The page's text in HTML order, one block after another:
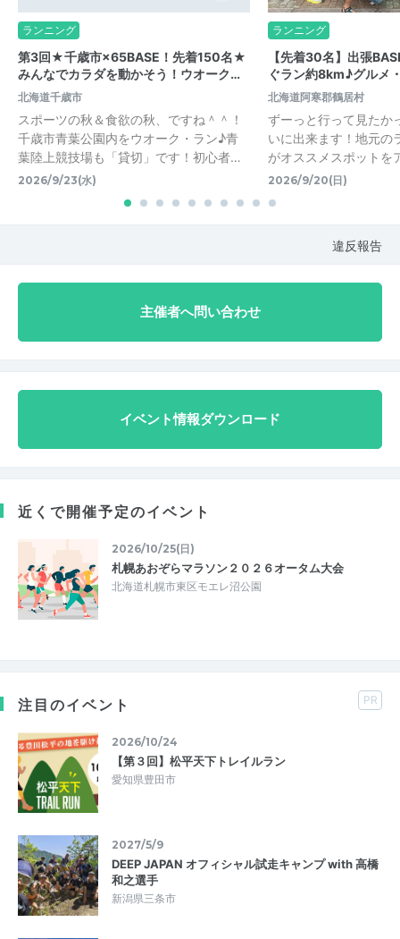
ランニング
第3回★千歳市×65BASE！先着150名★
みんなでカラダを動かそう！ウオーク…
北海道千歳市
スポーツの秋＆食欲の秋、ですね＾＾！
千歳市青葉公園内をウオーク・ラン♪青
葉陸上競技場も「貸切」です！初心者…
2026/9/23(水)
ランニング
【先着30名】出張
ぐラン約8km♪グルメ
北海道阿寒郡鶴居村
ずーっと行って見たか
いに出来ます！地元の
がオススメスポットを
2026/9/20(日)
違反報告
主催者へ問い合わせ
イベント情報ダウンロード
近くで開催予定のイベント
2026/10/25(日)
札幌あおぞらマラソン２０２６オータム大会
北海道札幌市東区モエレ沼公園
注目のイベント PR
2026/10/24
【第３回】松平天下トレイルラン
愛知県豊田市
2027/5/9
DEEP JAPAN オフィシャル試走キャンプ with 高橋
和之選手
新潟県三条市